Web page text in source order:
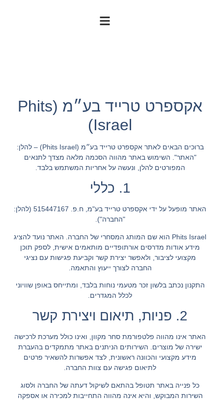
אקספרט טרייד בע״מ (Phits
Israel)
ברוכים הבאים לאתר אקספרט טרייד בע״מ (Phits Israel) – להלן:
"האתר". השימוש באתר מהווה הסכמה מלאה מצדך לתנאים
המפורטים להלן, ונעשה על אחריות המשתמש בלבד.
1. כללי
האתר מופעל על ידי אקספרט טרייד בע"מ, ח.פ. 515447167 (להלן:
"החברה").
Phits Israel הוא שם המותג המסחרי של החברה. האתר נועד להציג
מידע אודות מדרסים אורתופדיים מותאמים אישית, לספק תוכן
מקצועי לציבור, ולאפשר יצירת קשר וקביעת פגישות עם נציגי
החברה לצורך ייעוץ והתאמה.
התקנון נכתב בלשון זכר מטעמי נוחות בלבד, ומתייחס באופן שוויוני
לכלל המגדרים.
2. פניות, תיאום ויצירת קשר
האתר אינו מהווה פלטפורמת סחר מקוון, ואינו כולל מערכת לרכישה
ישירה של מוצרים. השירותים הניתנים באתר מתמקדים בהעברת
מידע מקצועי והכוונה ראשונית, לצד אפשרות להשאיר פרטים
לתיאום פגישה עם צוות החברה.
כל פנייה באתר תטופל בהתאם לשיקול דעתה של החברה ולסוג
השירות המבוקש, והיא אינה מהווה התחייבות למכירה או אספקה